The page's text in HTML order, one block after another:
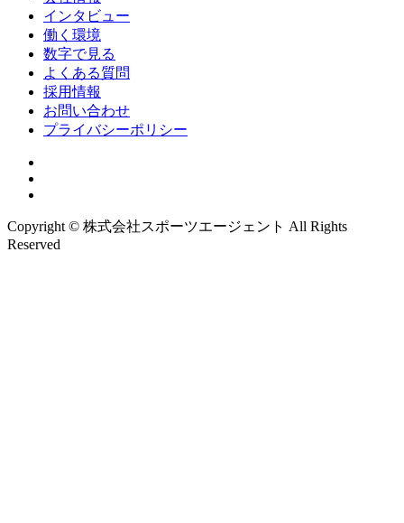
インタビュー
働く環境
数字で見る
よくある質問
採用情報
お問い合わせ
プライバシーポリシー
Copyright © 株式会社スポーツエージェント All Rights
Reserved